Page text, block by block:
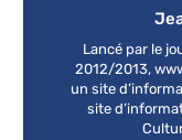
Lancé par le
2012/2013,
un site
site